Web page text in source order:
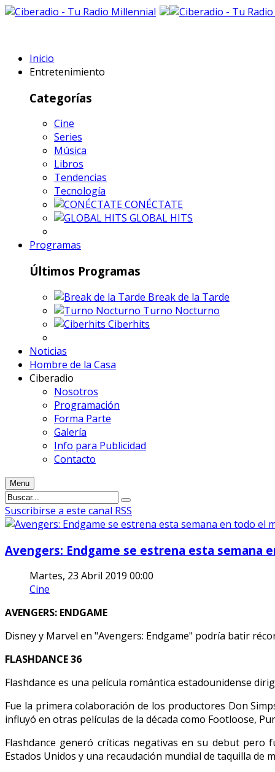
Inicio
Entretenimiento
Categorías
Cine
Series
Música
Libros
Tendencias
Tecnología
CONÉCTATE
GLOBAL HITS
Programas
Últimos Programas
Break de la Tarde
Turno Nocturno
Ciberhits
Noticias
Hombre de la Casa
Ciberadio
Nosotros
Programación
Forma Parte
Galería
Info para Publicidad
Contacto
Menu
Suscribirse a este canal RSS
Avengers: Endgame se estrena esta semana
Martes, 23 Abril 2019 00:00
Cine
AVENGERS: ENDGAME
Disney y Marvel en "Avengers: Endgame" podría batir
FLASHDANCE 36
Flashdance es una película romántica estadounidense
Fue la primera colaboración de los productores Don
influyó en otras películas de la década como Footloose,
Flashdance generó críticas negativas en su debut
Estados Unidos y una recaudación mundial de taquilla de